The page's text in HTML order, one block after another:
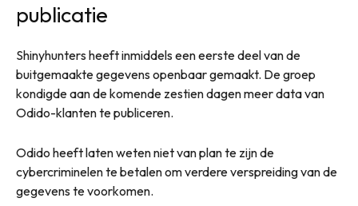
publicatie
Shinyhunters heeft inmiddels een eerste deel van de
buitgemaakte gegevens openbaar gemaakt. De groep
kondigde aan de komende zestien dagen meer data van
Odido-klanten te publiceren.
Odido heeft laten weten niet van plan te zijn de
cybercriminelen te betalen om verdere verspreiding van de
gegevens te voorkomen.